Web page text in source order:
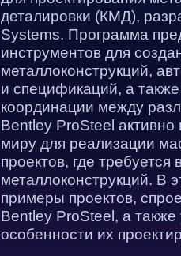
деталировки (КМД),
Systems. Программа
инструментов для
металлоконструкций,
и спецификаций, а
координации между
Bentley ProSteel активно
миру для реализации
проектов, где
металлоконструкций. В
примеры проектов,
Bentley ProSteel, а также
особенности их